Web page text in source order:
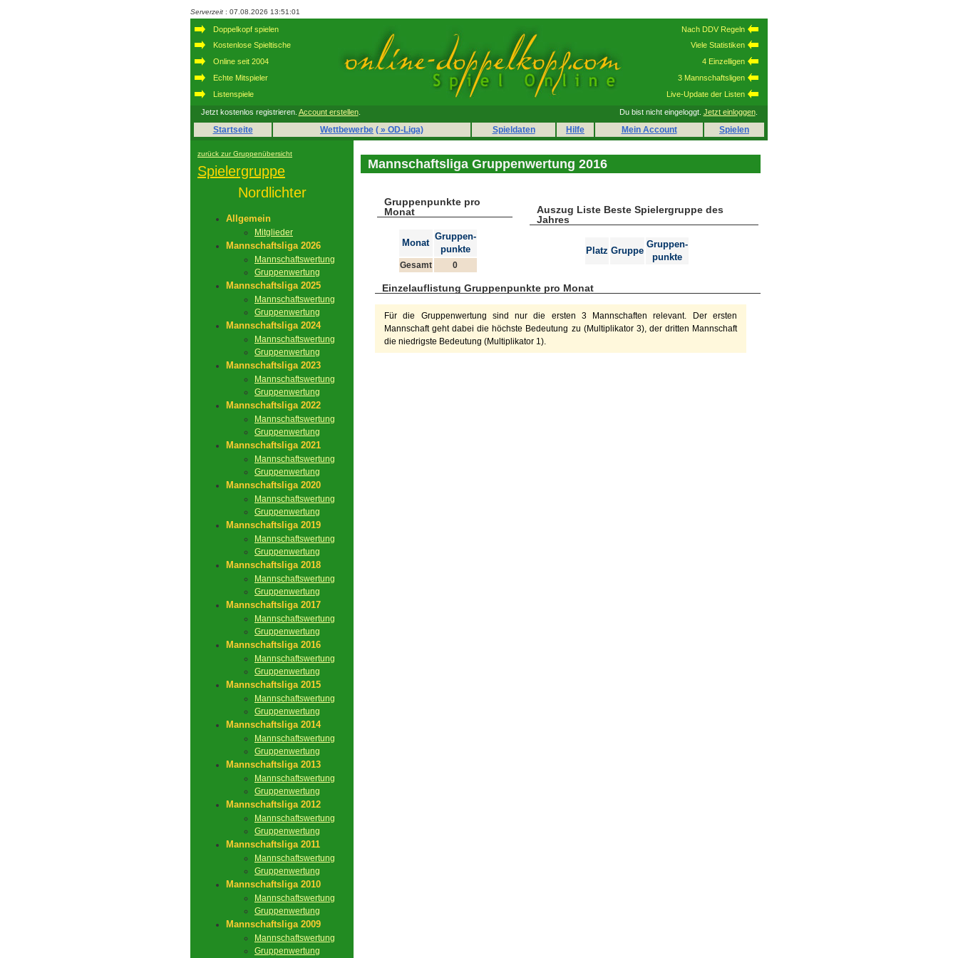
Serverzeit : 07.08.2026 13:51:01
Doppelkopf spielen
Kostenlose Spieltische
Online seit 2004
Echte Mitspieler
Listenspiele
Nach DDV Regeln
Viele Statistiken
4 Einzelligen
3 Mannschaftsligen
Live-Update der Listen
Jetzt kostenlos registrieren. Account erstellen. Du bist nicht eingeloggt. Jetzt einloggen.
Startseite Wettbewerbe ( » OD-Liga) Spieldaten Hilfe Mein Account Spielen
zurück zur Gruppenübersicht
Spielergruppe
Nordlichter
Allgemein
Mitglieder
Mannschaftsliga 2026
Mannschaftswertung
Gruppenwertung
Mannschaftsliga 2025
Mannschaftswertung
Gruppenwertung
Mannschaftsliga 2024
Mannschaftswertung
Gruppenwertung
Mannschaftsliga 2023
Mannschaftswertung
Gruppenwertung
Mannschaftsliga 2022
Mannschaftswertung
Gruppenwertung
Mannschaftsliga 2021
Mannschaftswertung
Gruppenwertung
Mannschaftsliga 2020
Mannschaftswertung
Gruppenwertung
Mannschaftsliga 2019
Mannschaftswertung
Gruppenwertung
Mannschaftsliga 2018
Mannschaftswertung
Gruppenwertung
Mannschaftsliga 2017
Mannschaftswertung
Gruppenwertung
Mannschaftsliga 2016
Mannschaftswertung
Gruppenwertung
Mannschaftsliga 2015
Mannschaftswertung
Gruppenwertung
Mannschaftsliga 2014
Mannschaftswertung
Gruppenwertung
Mannschaftsliga 2013
Mannschaftswertung
Gruppenwertung
Mannschaftsliga 2012
Mannschaftswertung
Gruppenwertung
Mannschaftsliga 2011
Mannschaftswertung
Gruppenwertung
Mannschaftsliga 2010
Mannschaftswertung
Gruppenwertung
Mannschaftsliga 2009
Mannschaftswertung
Gruppenwertung
Mannschaftsliga Gruppenwertung 2016
Gruppenpunkte pro
Monat
Monat
Gruppen-
punkte
Gesamt 0
Auszug Liste Beste Spielergruppe des
Jahres
Platz Gruppe
Gruppen-
punkte
Einzelauflistung Gruppenpunkte pro Monat
Für die Gruppenwertung sind nur die ersten 3 Mannschaften relevant. Der ersten
Mannschaft geht dabei die höchste Bedeutung zu (Multiplikator 3), der dritten Mannschaft
die niedrigste Bedeutung (Multiplikator 1).